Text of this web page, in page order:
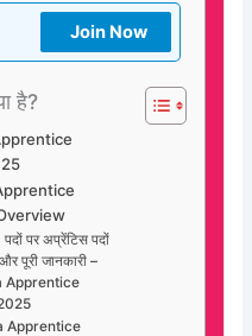
Join Now
है?
पर अप्रेंटिस पदों
पूरी जानकारी –
Apprentice
Apprentice